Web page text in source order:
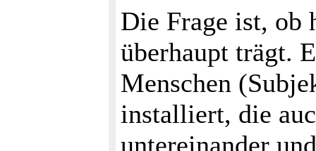
Die Frage ist,
überhaupt trägt.
Menschen
installiert, die
untereinander